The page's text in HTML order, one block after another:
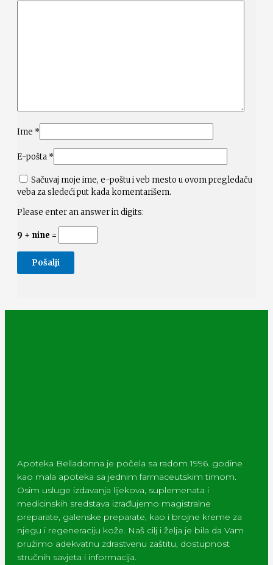
Ime *
E-pošta *
Sačuvaj moje ime, e-poštu i veb mesto u ovom pregledaču
veba za sledeći put kada komentarišem.
Please enter an answer in digits:
9 + nine =
Apoteka Belladonna je počela sa radom 1996. godine
kao mala apoteka sa jednim farmaceutskim timom.
Osim usluge izdavanja lijekova, suplemenata i
medicinskih sredstava izrađujemo magistralne
preparate, galenske preparate, kao i brojne kreme za
njegu i regeneraciju kože. Naš cilj i želja je bila da Vam
pružimo adekvatnu zdrastvenu zaštitu, dostupnost
stručnih savjeta i informacija.